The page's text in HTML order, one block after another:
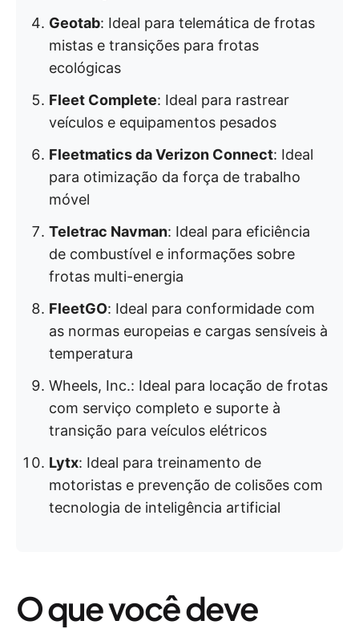
Geotab: Ideal para telemática de frotas
mistas e transições para frotas
ecológicas
Fleet Complete: Ideal para rastrear
veículos e equipamentos pesados
Fleetmatics da Verizon Connect: Ideal
para otimização da força de trabalho
móvel
Teletrac Navman: Ideal para eficiência
de combustível e informações sobre
frotas multi-energia
FleetGO: Ideal para conformidade com
as normas europeias e cargas sensíveis à
temperatura
Wheels, Inc.: Ideal para locação de frotas
com serviço completo e suporte à
transição para veículos elétricos
Lytx: Ideal para treinamento de
motoristas e prevenção de colisões com
tecnologia de inteligência artificial
O que você deve